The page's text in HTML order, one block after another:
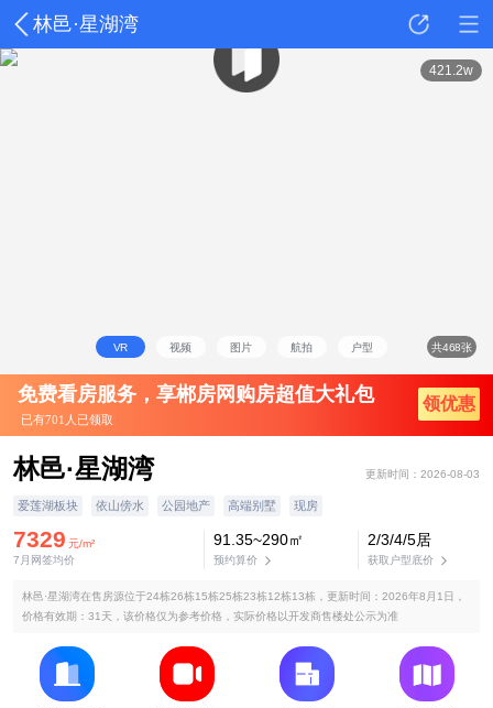
林邑·星湖湾
VR 视频 图片 航拍 户型 共468张
421.2w
详情 点评
免费看房服务，享郴房网购房超值大礼包
已有701人已领取
领优惠
林邑·星湖湾 更新时间：2026-08-03
爱莲湖板块 依山傍水 公园地产 高端别墅 现房
7329 元/m²
7月网签均价
91.35~290㎡
预约算价
2/3/4/5居
获取户型底价
林邑·星湖湾在售房源位于24栋26栋15栋25栋23栋12栋13栋，更新时间：2026年8月1日，
价格有效期：31天，该价格仅为参考价格，实际价格以开发商售楼处公示为准